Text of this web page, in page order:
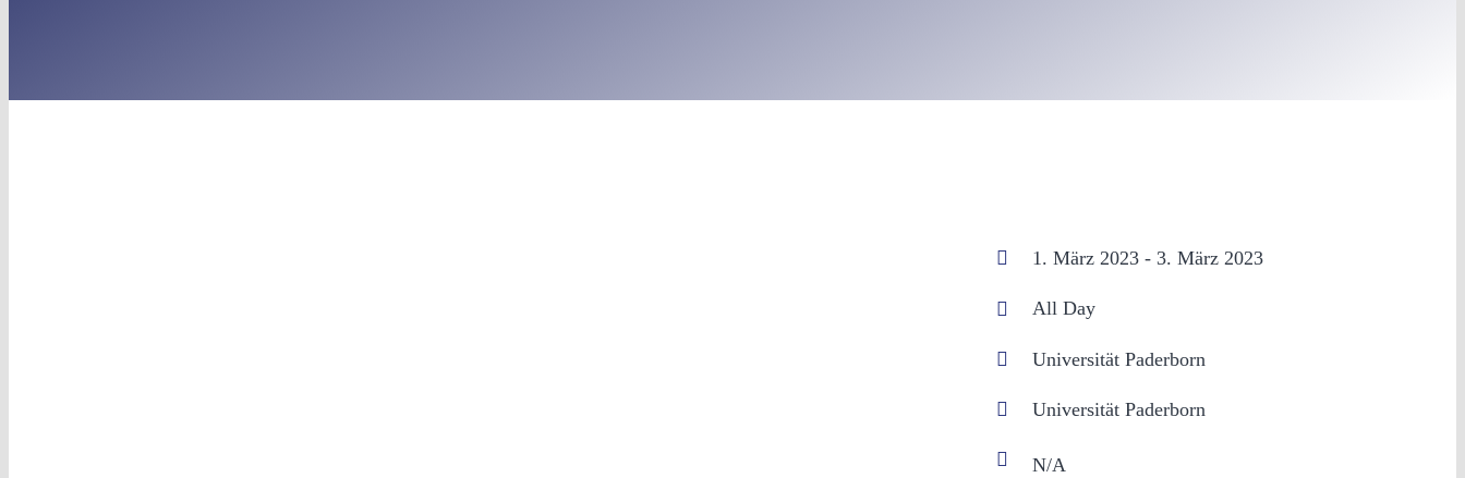
1. März 2023 - 3. März 2023
All Day
Universität Paderborn
Universität Paderborn